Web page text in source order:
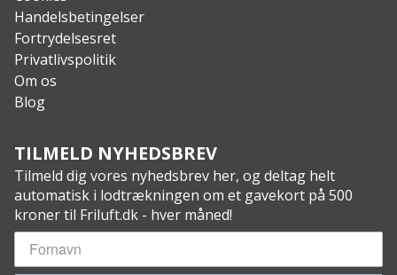
Handelsbetingelser
Fortrydelsesret
Privatlivspolitik
Om os
Blog
TILMELD NYHEDSBREV
Tilmeld dig vores nyhedsbrev her, og deltag helt
automatisk i lodtrækningen om et gavekort på 500
kroner til Friluft.dk - hver måned!